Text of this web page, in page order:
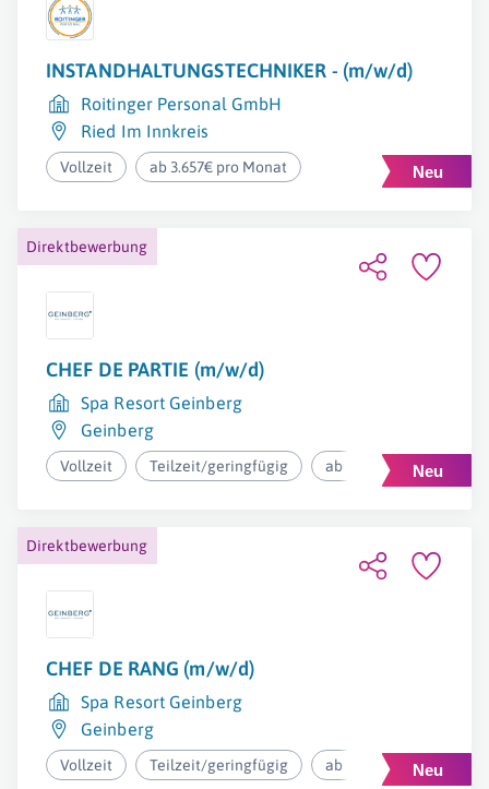
INSTANDHALTUNGSTECHNIKER - (m/w/d)
Roitinger Personal GmbH
Ried Im Innkreis
Vollzeit ab 3.657€ pro Monat
Direktbewerbung
CHEF DE PARTIE (m/w/d)
Spa Resort Geinberg
Geinberg
Vollzeit Teilzeit/geringfügig ab 2.500€ pro Monat
Direktbewerbung
CHEF DE RANG (m/w/d)
Spa Resort Geinberg
Geinberg
Vollzeit Teilzeit/geringfügig ab 2.500€ pro Monat